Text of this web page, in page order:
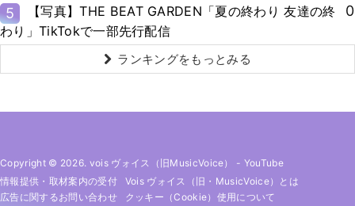
5
【写真】THE BEAT GARDEN「夏の終わり 友達の終
わり」TikTokで一部先行配信
0
ランキングをもっとみる
Copyright © 2026. vois ヴォイス（旧MusicVoice） - YouTube
情報提供・取材案内の受付
Vois ヴォイス（旧・MusicVoice）とは
広告に関するお問い合わせ
クッキー（cookie）使用について